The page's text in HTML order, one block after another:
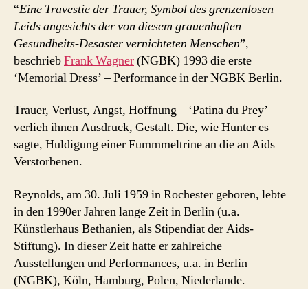
“Eine Travestie der Trauer, Symbol des grenzenlosen
Leids angesichts der von diesem grauenhaften
Gesundheits-Desaster vernichteten Menschen”,
beschriebFrank Wagner(NGBK) 1993 die erste
‘Memorial Dress’ – Performance in der NGBK Berlin.
Trauer, Verlust, Angst, Hoffnung – ‘Patina du Prey’
verlieh ihnen Ausdruck, Gestalt. Die, wie Hunter es
sagte, Huldigung einer Fummmeltrine an die an Aids
Verstorbenen.
Reynolds, am 30. Juli 1959 in Rochester geboren, lebte
in den 1990er Jahren lange Zeit in Berlin (u.a.
Künstlerhaus Bethanien, als Stipendiat der Aids-
Stiftung). In dieser Zeit hatte er zahlreiche
Ausstellungen und Performances, u.a. in Berlin
(NGBK), Köln, Hamburg, Polen, Niederlande.